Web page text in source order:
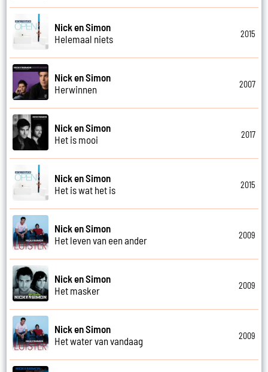
Nick en Simon
Helemaal niets
2015
Nick en Simon
Herwinnen
2007
Nick en Simon
Het is mooi
2017
Nick en Simon
Het is wat het is
2015
Nick en Simon
Het leven van een ander
2009
Nick en Simon
Het masker
2009
Nick en Simon
Het water van vandaag
2009